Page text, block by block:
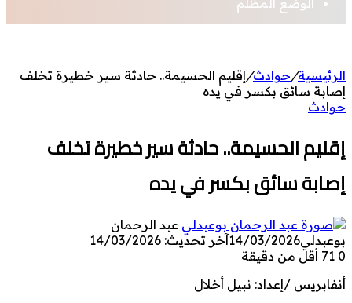
الوضع المظلم
الرئيسية/حوادث/إقليم الحسيمة.. حادثة سير خطيرة تخلف
إصابة سائق بكسر في يده
حوادث
إقليم الحسيمة.. حادثة سير خطيرة تخلف
إصابة سائق بكسر في يده
عبد الرحمان
بوعبدلي14/03/2026آخر تحديث: 14/03/2026
0
أقل من دقيقة
أنفابريس /إعداد: نبيل أخلال